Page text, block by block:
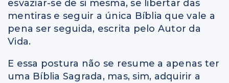
esvaziar-se de si mesma, se libertar das
mentiras e seguir a única Bíblia que vale a
pena ser seguida, escrita pelo Autor da
Vida.
E essa postura não se resume a apenas ter
uma Bíblia Sagrada, mas, sim, adquirir a